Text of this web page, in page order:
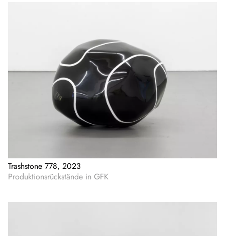
Trashstone 778, 2023
Produktionsrückstände in GFK